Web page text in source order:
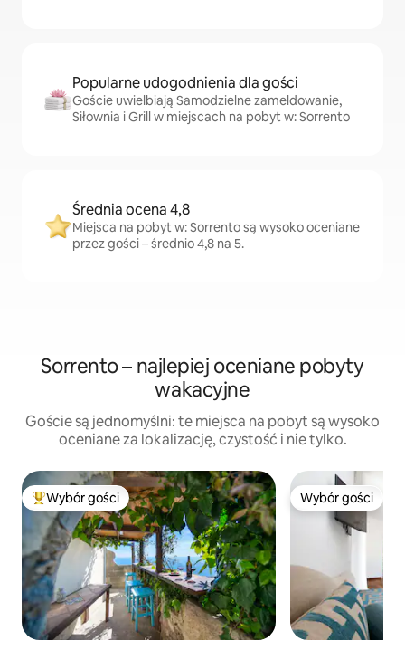
Popularne udogodnienia dla gości
Goście uwielbiają Samodzielne zameldowanie,
Siłownia i Grill w miejscach na pobyt w: Sorrento
Średnia ocena 4,8
Miejsca na pobyt w: Sorrento są wysoko oceniane
przez gości – średnio 4,8 na 5.
Sorrento – najlepiej oceniane pobyty
wakacyjne
Goście są jednomyślni: te miejsca na pobyt są wysoko
oceniane za lokalizację, czystość i nie tylko.
Najpopularniejsze z kategorii Wybór gości
Wybór gości Wybór gości
Wybór gości